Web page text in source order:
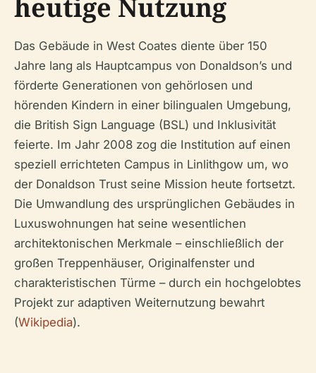
heutige Nutzung
Das Gebäude in West Coates diente über 150
Jahre lang als Hauptcampus von Donaldson’s und
förderte Generationen von gehörlosen und
hörenden Kindern in einer bilingualen Umgebung,
die British Sign Language (BSL) und Inklusivität
feierte. Im Jahr 2008 zog die Institution auf einen
speziell errichteten Campus in Linlithgow um, wo
der Donaldson Trust seine Mission heute fortsetzt.
Die Umwandlung des ursprünglichen Gebäudes in
Luxuswohnungen hat seine wesentlichen
architektonischen Merkmale – einschließlich der
großen Treppenhäuser, Originalfenster und
charakteristischen Türme – durch ein hochgelobtes
Projekt zur adaptiven Weiternutzung bewahrt
(Wikipedia).